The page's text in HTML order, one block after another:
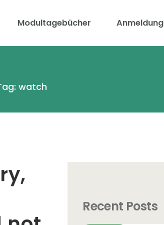
Modultagebücher Anmeldung
watch
in NRW
Recent Posts